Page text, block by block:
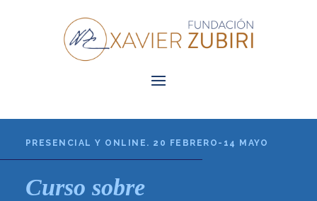
PRESENCIAL Y ONLINE. 20 FEBRERO-14 MAYO
Curso sobre